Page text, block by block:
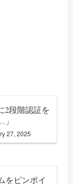
2段階認証を
27, 2025
をピンポイ